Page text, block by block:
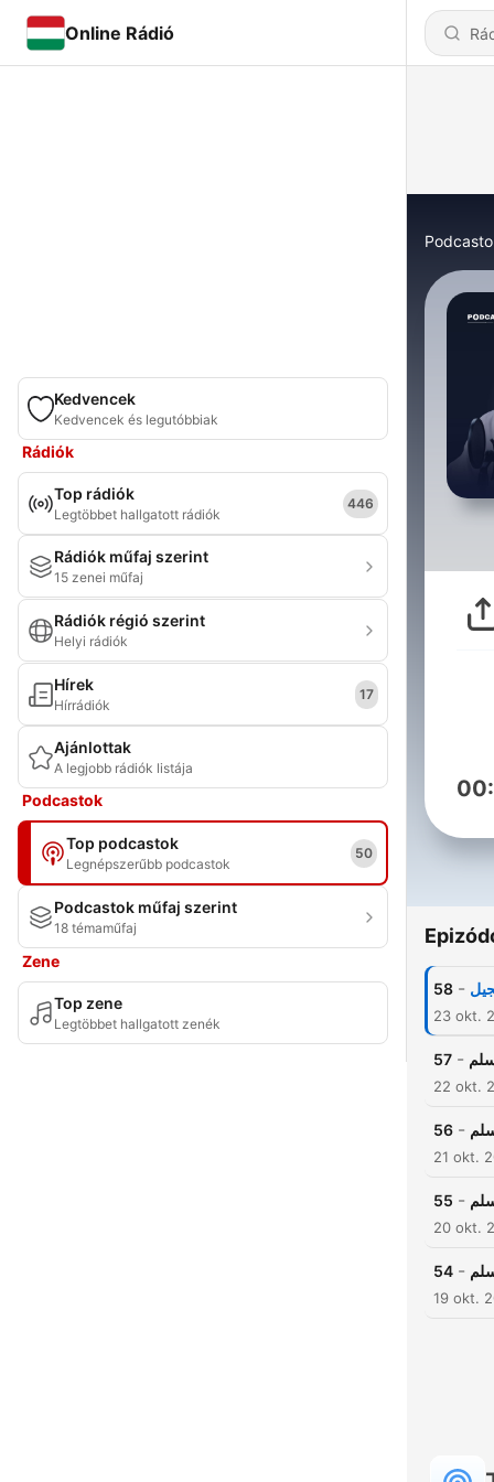
Online Rádió
Kedvencek
Kedvencek és legutóbbiak
Rádiók
Top rádiók
Legtöbbet hallgatott rádiók
446
Rádiók műfaj szerint
15 zenei műfaj
Rádiók régió szerint
Helyi rádiók
Hírek
Hírrádiók
17
Ajánlottak
A legjobb rádiók listája
Podcastok
Top podcastok
Legnépszerűbb podcastok
50
Podcastok műfaj szerint
18 témaműfaj
Zene
Top zene
Legtöbbet hallgatott zenék
58 -
23 okt.
57 -
22 okt.
56 -
21 okt.
55 -
20 okt.
54 -
19 okt.